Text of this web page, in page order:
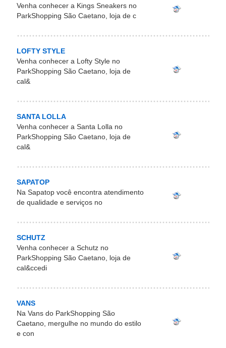
Venha conhecer a Kings Sneakers no
ParkShopping São Caetano, loja de c
LOFTY STYLE
Venha conhecer a Lofty Style no
ParkShopping São Caetano, loja de
cal&
SANTA LOLLA
Venha conhecer a Santa Lolla no
ParkShopping São Caetano, loja de
cal&
SAPATOP
Na Sapatop você encontra atendimento
de qualidade e serviços no
SCHUTZ
Venha conhecer a Schutz no
ParkShopping São Caetano, loja de
cal&ccedi
VANS
Na Vans do ParkShopping São
Caetano, mergulhe no mundo do estilo
e con